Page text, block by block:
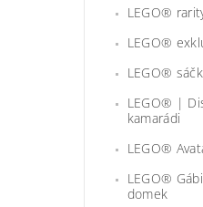
LEGO®
LEGO®
LEGO®
LEGO® |
kamarádi
LEGO®
LEGO®
domek